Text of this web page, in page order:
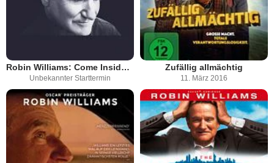
Robin Williams: Come Inside My Mind
Unbekannter Starttermin
Zufällig allmächtig
11. März 2016